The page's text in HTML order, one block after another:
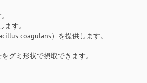
す。
coagulans）を提供します。
グミ形状で摂取できます。